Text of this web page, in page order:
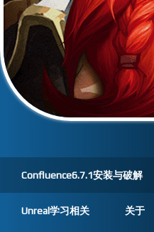
Confluence6.7.1安装与破解
Unreal学习相关 关于